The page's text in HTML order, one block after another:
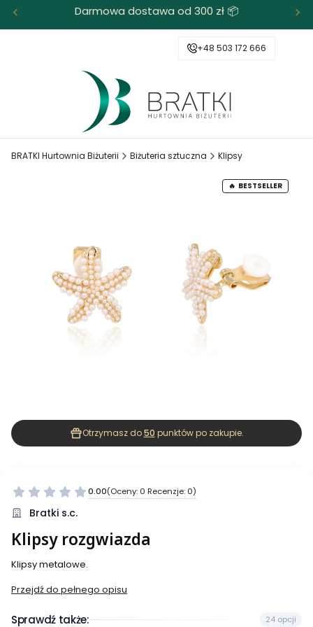
Darmowa dostawa od 300 zł 📦
+48 503 172 666
BRATKI Hurtownia Biżuterii Biżuteria sztuczna Klipsy
Otrzymasz do50 punktów po zakupie.
BESTSELLER
0.00(Oceny: 0 Recenzje: 0)
Bratki s.c.
Klipsy rozgwiazda
Klipsy metalowe.
Przejdź do pełnego opisu
Sprawdź także: 24 opcji